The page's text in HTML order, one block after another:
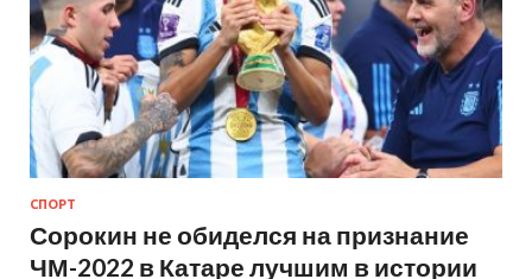
СПОРТ
Сорокин не обиделся на признание
ЧМ-2022 в Катаре лучшим в истории